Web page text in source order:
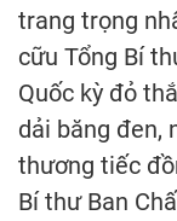
trang trọng
cữu Tổng Bí
Quốc kỳ đỏ
dải băng đen,
thương tiếc
Bí thư Ban